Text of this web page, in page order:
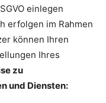
einlegen
erfolgen im Rahmen
können Ihren
Ihres
zu
und Diensten: